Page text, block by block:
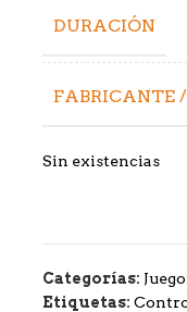
DURACIÓN
FABRICANTE
Sin existencias
Categorías:
Etiquetas: